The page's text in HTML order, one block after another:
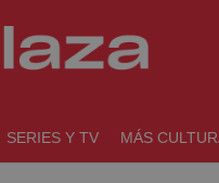
SERIES Y TV MÁS